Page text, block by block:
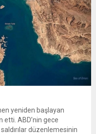
yeniden başlayan
etti. ABD’nin gece
düzenlemesinin